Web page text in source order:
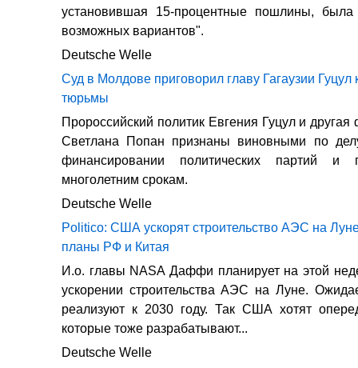
установившая 15-процентные пошлины,
возможных вариантов".
Deutsche Welle
Суд в Молдове приговорил главу Гагаузии Гуцул
тюрьмы
Пророссийский политик Евгения Гуцул и другая
Светлана Попан признаны виновными по
финансировании политических партий и
многолетним срокам.
Deutsche Welle
Politico: США ускорят строительство АЭС на
планы РФ и Китая
И.о. главы NASA Даффи планирует на этой
ускорении строительства АЭС на Луне.
реализуют к 2030 году. Так США хотят
которые тоже разрабатывают...
Deutsche Welle